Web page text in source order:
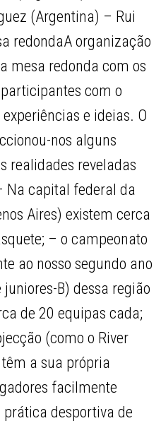
(Argentina) – Rui
redondaA organização
mesa redonda com os
com o
e ideias. O
nos alguns
realidades reveladas
Na capital federal da
Aires) existem cerca
– o campeonato
ao nosso segundo ano
B) dessa região
de 20 equipas cada;
(como o River
a sua própria
facilmente
desportiva de